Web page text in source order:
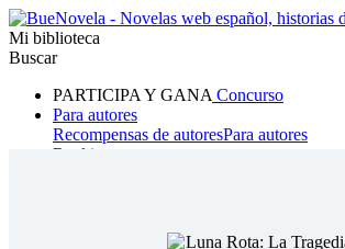
Mi biblioteca
Buscar
PARTICIPA Y GANA Concurso
Para autores
Recompensas de autoresPara autores
Ranking
Hombre lobo MafiaSistema